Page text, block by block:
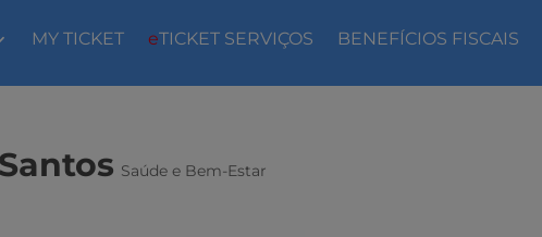
MY TICKET eTICKET SERVIÇOS BENEFÍCIOS FISCAIS
Saúde e Bem-Estar